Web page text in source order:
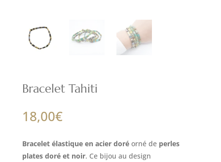
Bracelet Tahiti
18,00€
Bracelet élastique en acier doréorné de perles
plates doré et noir. Ce bijou au design